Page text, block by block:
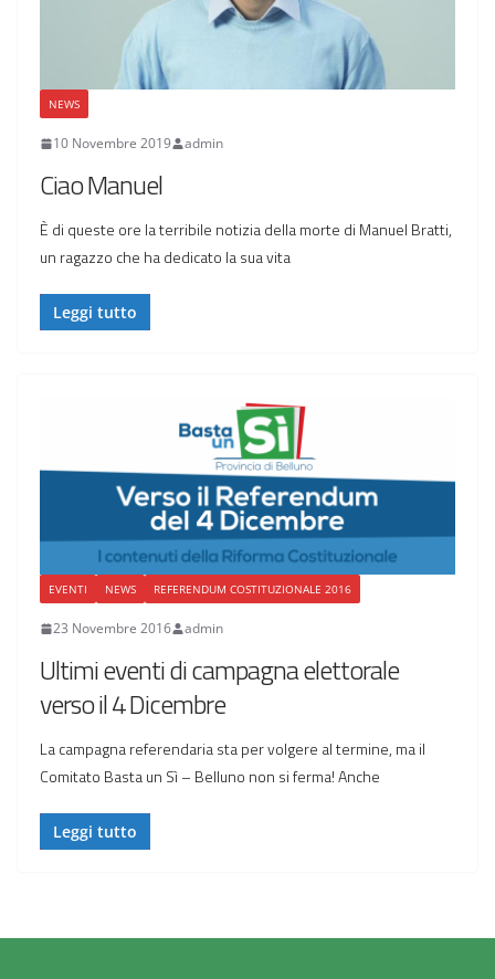
NEWS
10 Novembre 2019 admin
Ciao Manuel
È di queste ore la terribile notizia della morte di Manuel Bratti,
un ragazzo che ha dedicato la sua vita
Leggi tutto
EVENTI NEWS REFERENDUM COSTITUZIONALE 2016
23 Novembre 2016 admin
Ultimi eventi di campagna elettorale
verso il 4 Dicembre
La campagna referendaria sta per volgere al termine, ma il
Comitato Basta un Sì – Belluno non si ferma! Anche
Leggi tutto